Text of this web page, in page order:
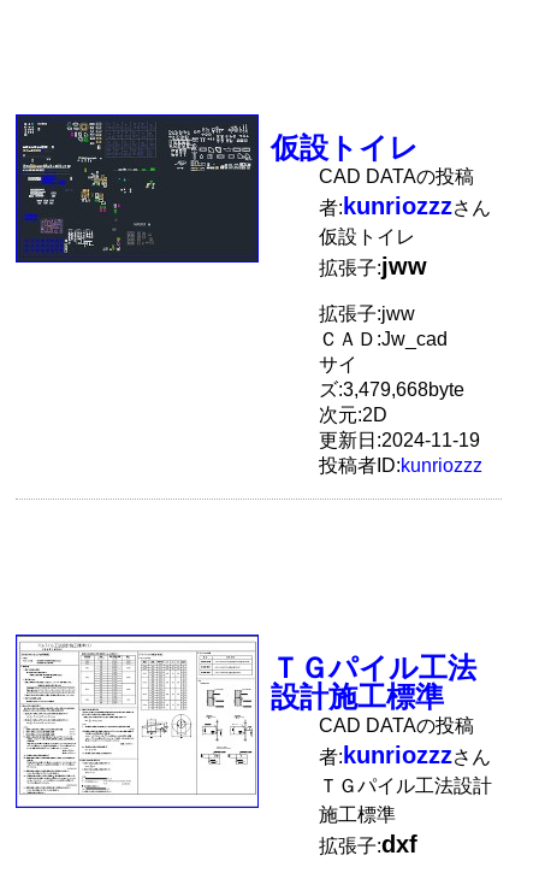
仮設トイレ
CAD DATAの投稿
者: kunriozzzさん
仮設トイレ
拡張子:jww
拡張子:jww
ＣＡＤ:Jw_cad
サイ
ズ:3,479,668byte
次元:2D
更新日:2024-11-19
投稿者ID:kunriozzz
ＴＧパイル工法
設計施工標準
CAD DATAの投稿
者: kunriozzzさん
ＴＧパイル工法設計
施工標準
拡張子:dxf